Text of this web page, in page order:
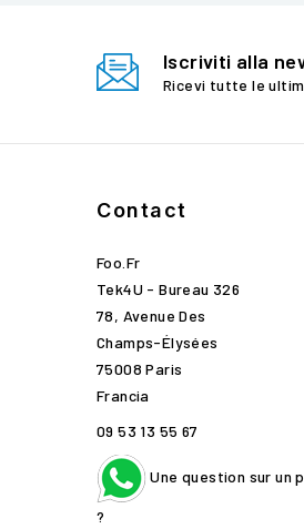
Iscriviti alla
Ricevi tutte le
Contact
Foo.fr
Tek4U - Bureau 326
78, Avenue Des
Champs-Élysées
75008 Paris
Francia
09 53 13 55 67
Une question sur un
?